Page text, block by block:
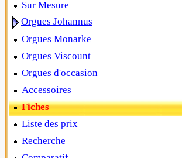
Sur Mesure
Orgues Johannus
Orgues Monarke
Orgues Viscount
Orgues d'occasion
Accessoires
Fiches
Liste des prix
Recherche